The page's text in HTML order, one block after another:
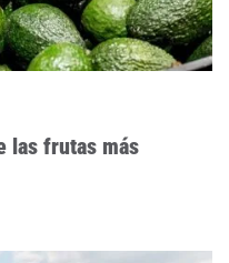
las frutas más